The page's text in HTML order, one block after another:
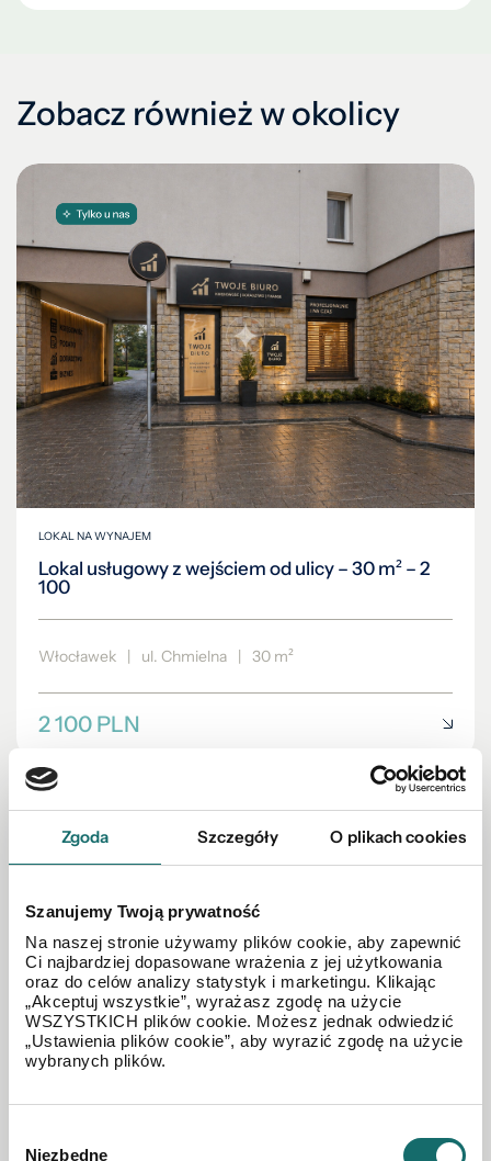
Zgoda Szczegóły O plikach cookies
Szanujemy Twoją prywatność
Na naszej stronie używamy plików cookie, aby zapewnić
Ci najbardziej dopasowane wrażenia z jej użytkowania
oraz do celów analizy statystyk i marketingu. Klikając
„Akceptuj wszystkie”, wyrażasz zgodę na użycie
WSZYSTKICH plików cookie. Możesz jednak odwiedzić
„Ustawienia plików cookie”, aby wyrazić zgodę na użycie
wybranych plików.
Niezbędne
Zobacz również w okolicy
LOKAL NA WYNAJEM
Lokal usługowy z wejściem od ulicy – 30 m² – 2
100
Włocławek | ul. Chmielna | 30 m²
2 100 PLN
DOM NA SPRZEDAŻ